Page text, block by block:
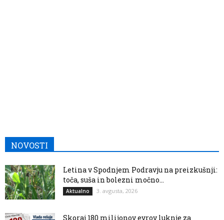
NOVOSTI
Letina v Spodnjem Podravju na preizkušnji:
toča, suša in bolezni močno...
Aktualno 3. avgusta, 2026
Skoraj 180 milijonov evrov luknje za